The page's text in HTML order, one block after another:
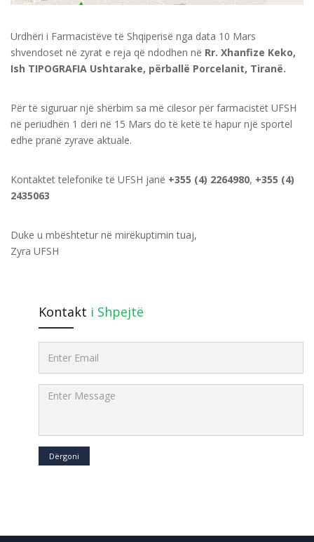
Urdhëri i Farmacistëve të Shqiperisë nga data 10 Mars
shvendoset në zyrat e reja që ndodhen në Rr. Xhanfize Keko,
Ish TIPOGRAFIA Ushtarake, përballë Porcelanit, Tiranë.
Për të siguruar një shërbim sa më cilesor për farmacistët UFSH
në periudhën 1 deri në 15 Mars do të ketë të hapur një sportel
edhe pranë zyrave aktuale.
Kontaktet telefonike të UFSH janë +355 (4) 2264980, +355 (4)
2435063
Duke u mbështetur në mirëkuptimin tuaj,
Zyra UFSH
Kontakt i Shpejtë
Dërgoni